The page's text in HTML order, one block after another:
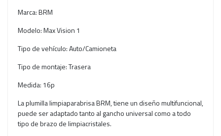
Marca: BRM
Modelo: Max Vision 1
Tipo de vehículo: Auto/Camioneta
Tipo de montaje: Trasera
Medida: 16p
La plumilla limpiaparabrisa BRM, tiene un diseño multifuncional,
puede ser adaptado tanto al gancho universal como a todo
tipo de brazo de limpiacristales.